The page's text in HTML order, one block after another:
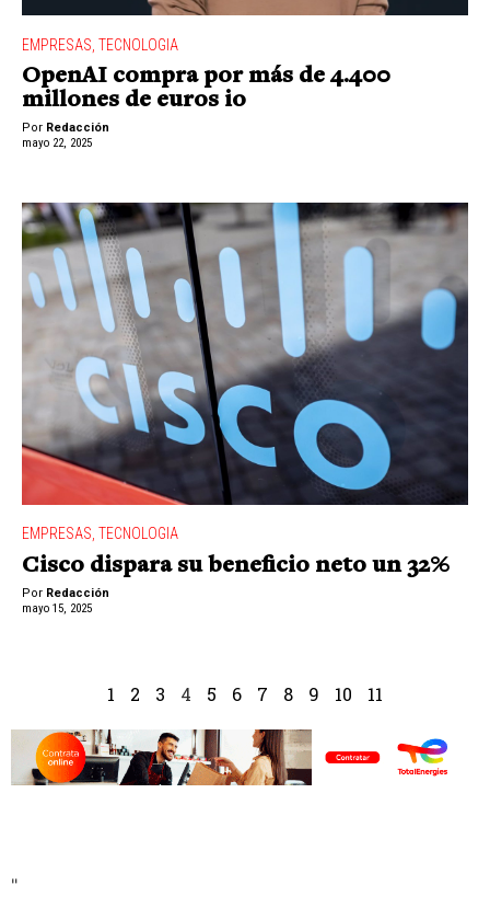
EMPRESAS TECNOLOGIA
OpenAI compra por más de 4.400
millones de euros io
Por Redacción
mayo 22, 2025
EMPRESAS, TECNOLOGIA
Cisco dispara su beneficio neto un 32%
Por Redacción
mayo 15, 2025
1 2 3 4 5 6 7 8 9 10 11
"